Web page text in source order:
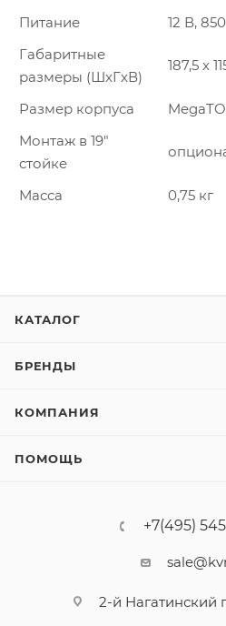
Питание
12 В,
Габаритные
размеры (ШxГxВ)
187,5 x
Размер корпуса
Монтаж в 19″
стойкe
Масса 0,75 кг
КАТАЛОГ
БРЕНДЫ
КОМПАНИЯ
ПОМОЩЬ
+7(495)
2-й Нагатинский